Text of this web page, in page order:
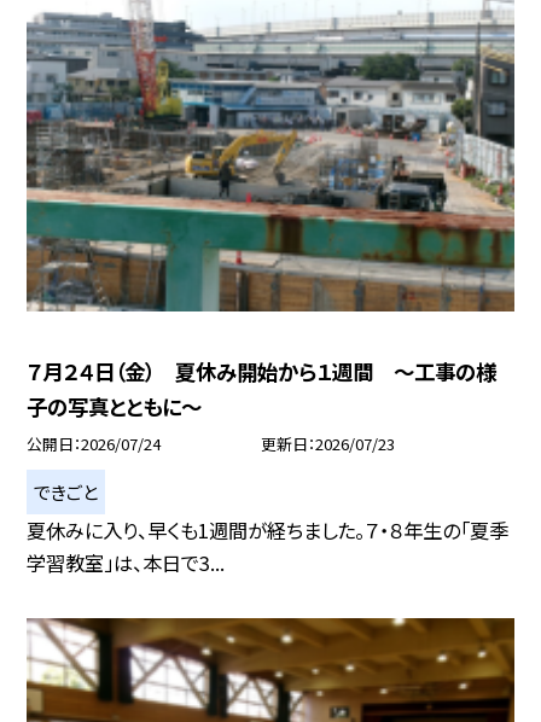
７月２４日（金） 夏休み開始から１週間 ～工事の様
子の写真とともに～
公開日 2026/07/24 更新日 2026/07/23
できごと
夏休みに入り、早くも1週間が経ちました。７・８年生の「夏季
学習教室」は、本日で3...